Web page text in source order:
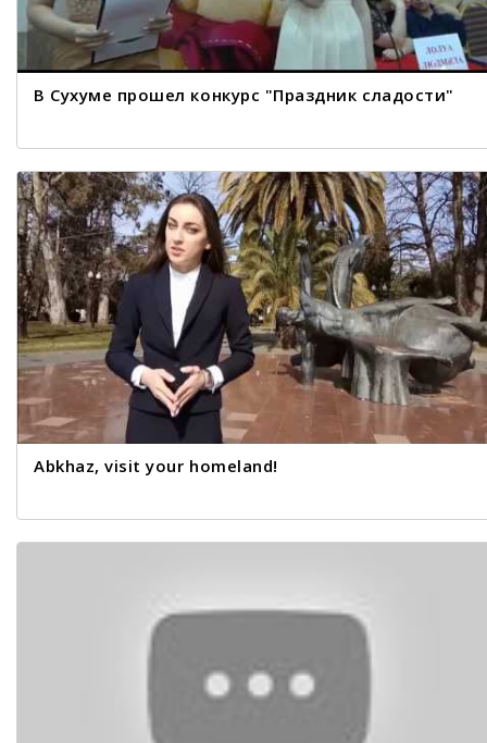
В Сухуме прошел конкурс "Праздник сладости"
Abkhaz, visit your homeland!